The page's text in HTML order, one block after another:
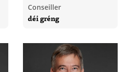
Conseiller
déi gréng